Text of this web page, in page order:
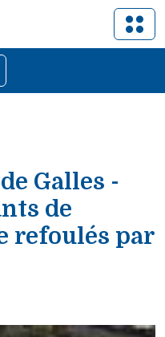
Galles -
de
refoulés par